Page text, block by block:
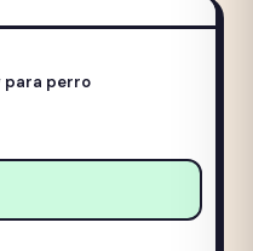
para perro